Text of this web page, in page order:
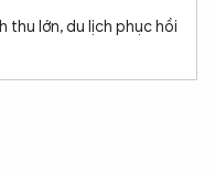
thu lớn, du lịch phục hồi